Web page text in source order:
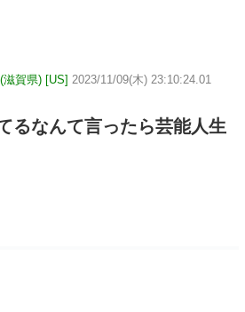
賀県) [US] 2023/11/09(木) 23:10:24.01
るなんて言ったら芸能人生